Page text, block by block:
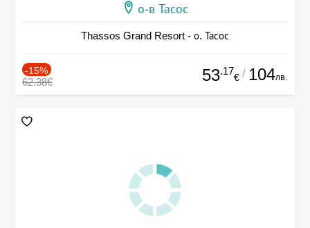
о-в Тасос
Thassos Grand Resort - о. Тасос
-15%
62.38€ 53.17
€ / 104лв.